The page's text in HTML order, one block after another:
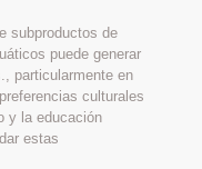
subproductos de
puede generar
particularmente en
culturales
y la educación
estas